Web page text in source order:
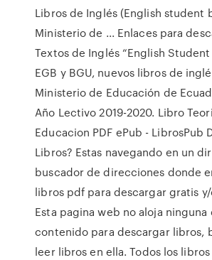
Libros de Inglés (English student
Ministerio de ... Enlaces para
Textos de Inglés “English Student
EGB y BGU, nuevos libros de
Ministerio de Educación de
Año Lectivo 2019-2020. Libro
Educacion PDF ePub - LibrosPub
Libros? Estas navegando en un
buscador de direcciones donde
libros pdf para descargar gratis
Esta pagina web no aloja ninguna
contenido para descargar libros,
leer libros en ella. Todos los